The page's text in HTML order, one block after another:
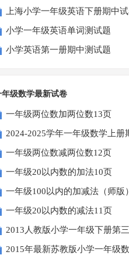
上海小学一年级英语下册期中
小学一年级英语单词测试题
小学英语第一册期中测试题
年级数学最新试卷
一年级两位数加两位数13页
2024-2025学年一年级数学上
一年级两位数减两位数12页
一年级20以内数的加法10页
一年级100以内的加减法（师版）
一年级20以内数的减法11页
2013人教版小学一年级下册第
2015年最新苏教版小学一年级